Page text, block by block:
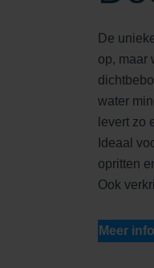
De
op, maar
water
levert zo
Ideaal
opritten
Ook
Meer